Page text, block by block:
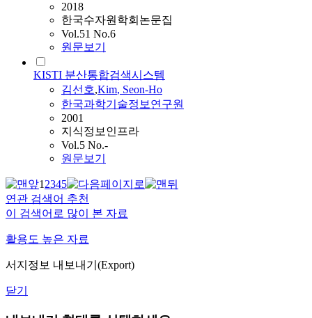
2018
한국수자원학회논문집
Vol.51 No.6
원문보기
KISTI 분산통합검색시스템
김선호,Kim, Seon-Ho
한국과학기술정보연구원
2001
지식정보인프라
Vol.5 No.-
원문보기
12345
연관 검색어 추천
이 검색어로 많이 본 자료
활용도 높은 자료
서지정보 내보내기(Export)
닫기